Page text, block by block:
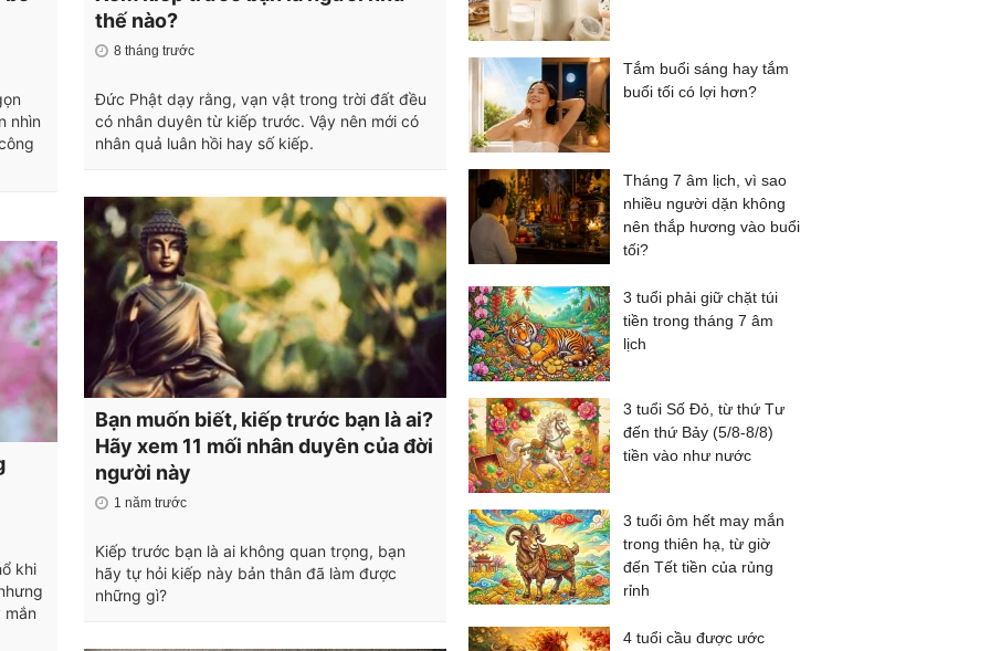
nhìn
khi
thế nào?
8 tháng trước
Đức Phật dạy rằng, vạn vật trong trời đất đều
có nhân duyên từ kiếp trước. Vậy nên mới có
nhân quả luân hồi hay số kiếp.
Bạn muốn biết, kiếp trước bạn là ai?
Hãy xem 11 mối nhân duyên của đời
người này
1 năm trước
Kiếp trước bạn là ai không quan trọng, bạn
hãy tự hỏi kiếp này bản thân đã làm được
những gì?
Tắm buổi sáng hay tắm
buổi tối có lợi hơn?
Tháng 7 âm lịch, vì sao
nhiều người dặn không
nên thắp hương vào buổi
tối?
3 tuổi phải giữ chặt túi
tiền trong tháng 7 âm
lịch
3 tuổi Số Đỏ, từ thứ Tư
đến thứ Bảy (5/8-8/8)
tiền vào như nước
3 tuổi ôm hết may mắn
trong thiên hạ, từ giờ
đến Tết tiền của rủng
rỉnh
4 tuổi cầu được ước